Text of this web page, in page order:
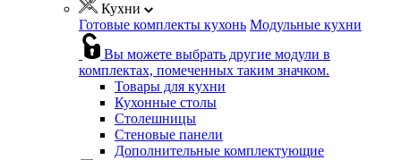
Кухни
Готовые комплекты кухонь Модульные кухни
Вы можете выбрать другие модули в
комплектах, помеченных таким значком.
Товары для кухни
Кухонные столы
Столешницы
Стеновые панели
Дополнительные комплектующие